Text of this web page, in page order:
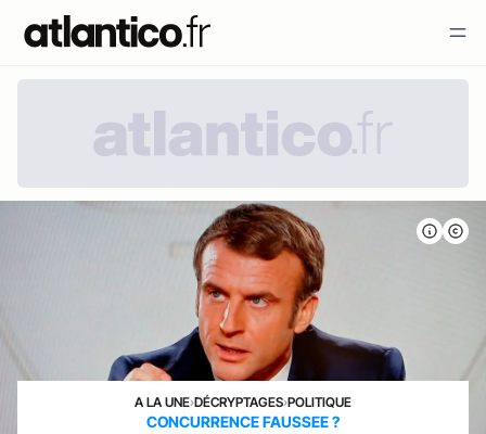
A LA UNE›DÉCRYPTAGES›POLITIQUE
CONCURRENCE FAUSSEE ?